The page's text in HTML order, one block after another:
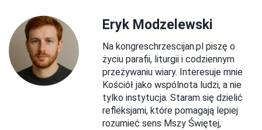
Eryk Modzelewski
Na kongreschrzescijan.pl piszę o
życiu parafii, liturgii i codziennym
przeżywaniu wiary. Interesuje mnie
Kościół jako wspólnota ludzi, a nie
tylko instytucja. Staram się dzielić
refleksjami, które pomagają lepiej
rozumieć sens Mszy Świętej,